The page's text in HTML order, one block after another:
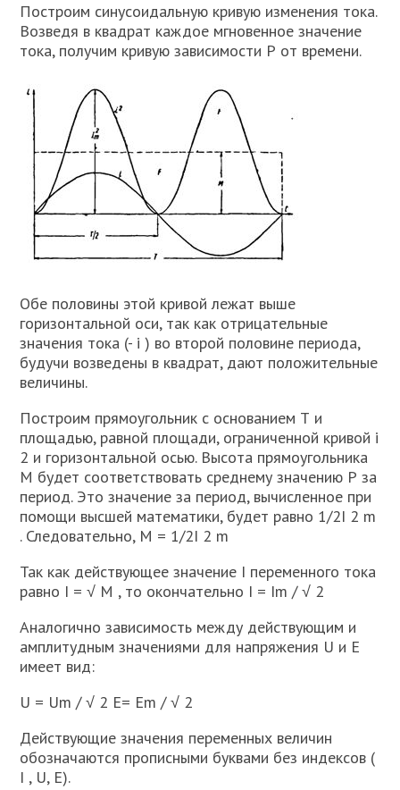
Построим синусоидальную кривую изменения тока.
Возведя в квадрат каждое мгновенное значение
тока, получим кривую зависимости Р от времени.
Обе половины этой кривой лежат выше
горизонтальной оси, так как отрицательные
значения тока (- i ) во второй половине периода,
будучи возведены в квадрат, дают положительные
величины.
Построим прямоугольник с основанием Т и
площадью, равной площади, ограниченной кривой i
2 и горизонтальной осью. Высота прямоугольника
М будет соответствовать среднему значению Р за
период. Это значение за период, вычисленное при
помощи высшей математики, будет равно 1/2I 2 m
. Следовательно, М = 1/2I 2 m
Так как действующее значение I переменного тока
равно I = √ M , то окончательно I = Im / √ 2
Аналогично зависимость между действующим и
амплитудным значениями для напряжения U и Е
имеет вид:
U = Um / √ 2 E= Em / √ 2
Действующие значения переменных величин
обозначаются прописными буквами без индексов (
I , U, Е).